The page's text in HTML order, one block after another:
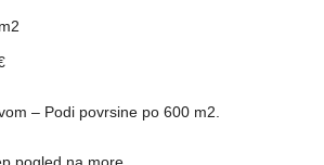
– Podi povrsine po 600 m2.